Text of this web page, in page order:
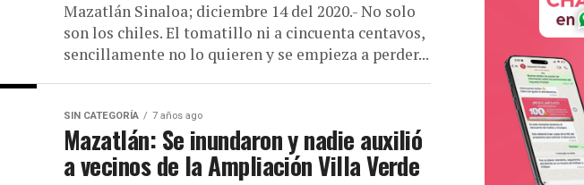
Mazatlán Sinaloa; diciembre 14 del 2020.- No solo
son los chiles. El tomatillo ni a cincuenta centavos,
sencillamente no lo quieren y se empieza a perder...
SIN CATEGORÍA 7 años ago
Mazatlán: Se inundaron y nadie auxilió
a vecinos de la Ampliación Villa Verde